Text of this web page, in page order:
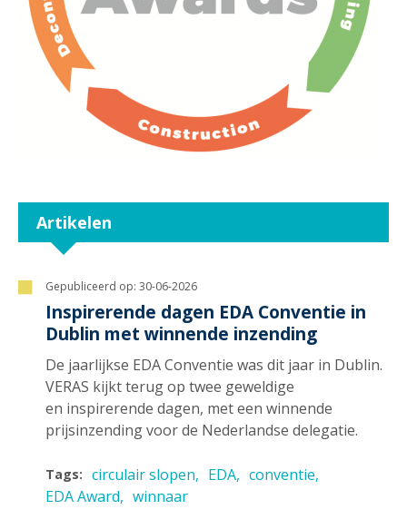
Artikelen
Gepubliceerd op: 30-06-2026
Inspirerende dagen EDA Conventie in
Dublin met winnende inzending
De jaarlijkse EDA Conventie was dit jaar in Dublin.
VERAS kijkt terug op twee geweldige
en inspirerende dagen, met een winnende
prijsinzending voor de Nederlandse delegatie.
Tags: circulair slopen EDA
conventie
EDA Award
winnaar